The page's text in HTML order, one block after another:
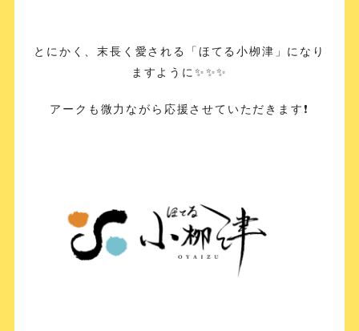
とにかく、末長く愛される「ほてる小栁津」になり
ますように✨✨✨
アークも微力ながら応援させていただきます❗️